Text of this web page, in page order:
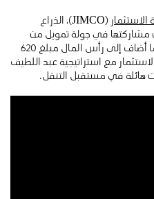
الاستثمار
(JIMCO)، الذراع
مشاركتها في جولة تمويل من
الفئة ج لشركة جوبي آفييشن، وهو ما أضاف إلى رأس المال مبلغ 620
مع استراتيجية عبد اللطيف
هائلة في مستقبل التنقل.